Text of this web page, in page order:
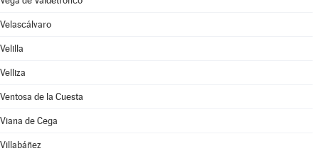
Velascálvaro
Velilla
Velliza
Ventosa de la Cuesta
Viana de Cega
Villabáñez